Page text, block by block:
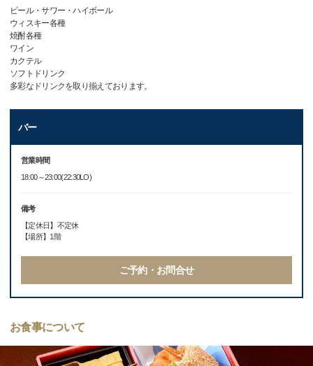
ビール・サワー・ハイボール
ウィスキー各種
焼酎各種
ワイン
カクテル
ソフトドリンク
多彩なドリンクを取り揃えております。
バー
営業時間
18:00～23:00(22:30LO)
備考
【定休日】不定休
【場所】1階
ご予約・お問合せ
お食事について